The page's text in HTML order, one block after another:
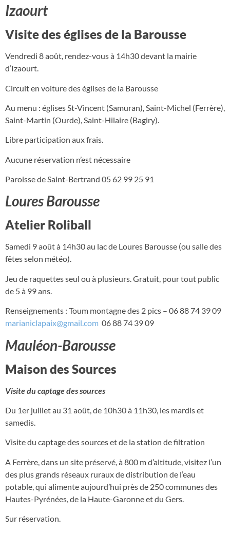
Izaourt
Visite des églises de la Barousse
Vendredi 8 août, rendez-vous à 14h30 devant la mairie
d’Izaourt.
Circuit en voiture des églises de la Barousse
Au menu : églises St-Vincent (Samuran), Saint-Michel (Ferrère),
Saint-Martin (Ourde), Saint-Hilaire (Bagiry).
Libre participation aux frais.
Aucune réservation n’est nécessaire
Paroisse de Saint-Bertrand 05 62 99 25 91
Loures Barousse
Atelier Roliball
Samedi 9 août à 14h30 au lac de Loures Barousse (ou salle des
fêtes selon météo).
Jeu de raquettes seul ou à plusieurs. Gratuit, pour tout public
de 5 à 99 ans.
Renseignements : Toum montagne des 2 pics – 06 88 74 39 09
marianiclapaix@gmail.com 06 88 74 39 09
Mauléon-Barousse
Maison des Sources
Visite du captage des sources
Du 1er juillet au 31 août, de 10h30 à 11h30, les mardis et
samedis.
Visite du captage des sources et de la station de filtration
A Ferrère, dans un site préservé, à 800 m d’altitude, visitez l’un
des plus grands réseaux ruraux de distribution de l’eau
potable, qui alimente aujourd’hui près de 250 communes des
Hautes-Pyrénées, de la Haute-Garonne et du Gers.
Sur réservation.